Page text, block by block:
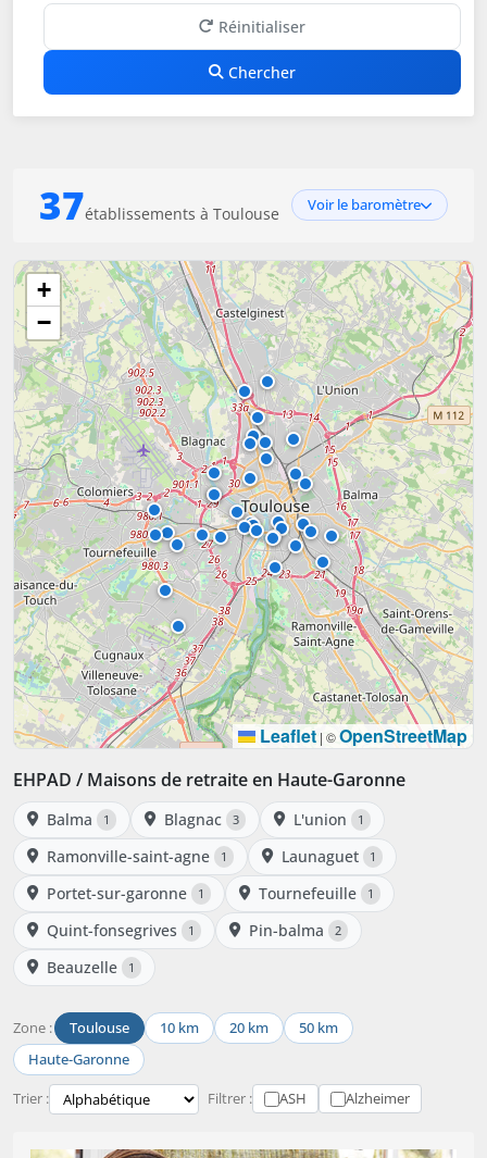
Réinitialiser
Chercher
37établissements à Toulouse Voir le baromètre
+
−
Leaflet | ©OpenStreetMap
EHPAD / Maisons de retraite en Haute-Garonne
Balma 1 Blagnac 3 L'union 1
Ramonville-saint-agne 1 Launaguet 1
Portet-sur-garonne 1 Tournefeuille 1
Quint-fonsegrives 1 Pin-balma 2
Beauzelle 1
Zone : Toulouse 10 km 20 km
50 km
Haute-Garonne
Trier : Filtrer : ASH Alzheimer